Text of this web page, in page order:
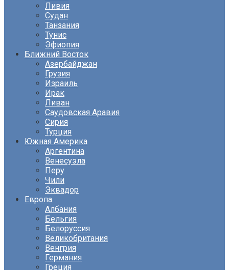
Ливия
Судан
Танзания
Тунис
Эфиопия
Ближний Восток
Азербайджан
Грузия
Израиль
Ирак
Ливан
Саудовская Аравия
Сирия
Турция
Южная Америка
Аргентина
Венесуэла
Перу
Чили
Эквадор
Европа
Албания
Бельгия
Белоруссия
Великобритания
Венгрия
Германия
Греция